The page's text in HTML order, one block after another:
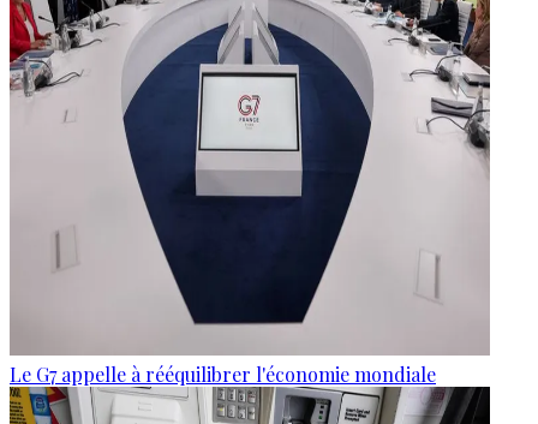
Le G7 appelle à rééquilibrer l'économie mondiale